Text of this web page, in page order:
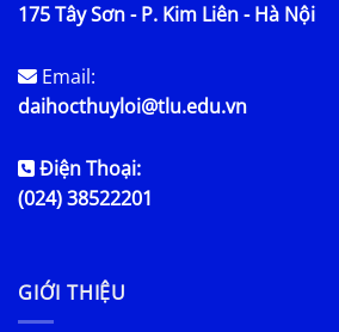
175 Tây Sơn - P. Kim Liên - Hà Nội
Email:
daihocthuyloi@tlu.edu.vn
Điện Thoại:
(024) 38522201
GIỚI THIỆU